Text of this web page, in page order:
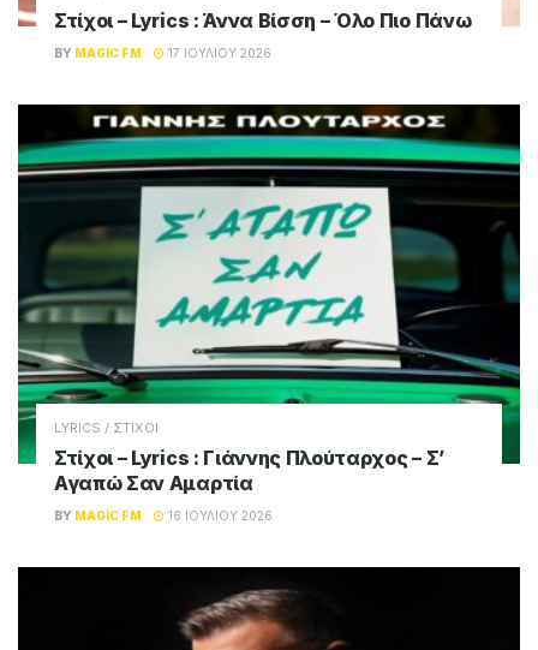
Στίχοι – Lyrics : Άννα Βίσση – Όλο Πιο Πάνω
BY MAGIC FM 17 ΙΟΥΛΊΟΥ 2026
LYRICS / ΣΤΙΧΟΙ
Στίχοι – Lyrics : Γιάννης Πλούταρχος – Σ’
Αγαπώ Σαν Αμαρτία
BY MAGIC FM 16 ΙΟΥΛΊΟΥ 2026